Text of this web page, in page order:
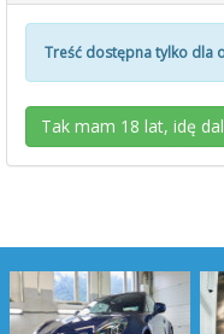
Treść dostępna tylko dla